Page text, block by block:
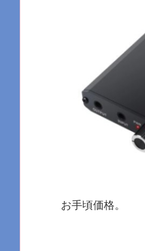
お手頃価格。